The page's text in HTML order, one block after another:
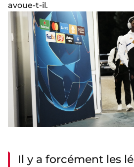
avoue-t-il.
Il y a forcément les